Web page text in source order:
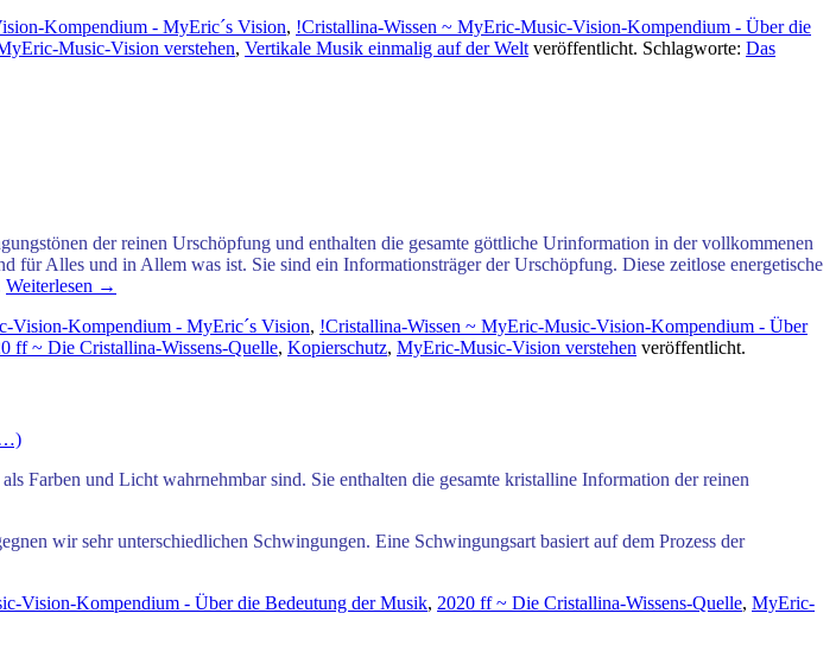
Kompendium - MyEric´s Vision, !Cristallina-Wissen ~ MyEric-Music-Vision-Kompendium - Über die
Music-Vision verstehen, Vertikale Musik einmalig auf der Welt veröffentlicht. Schlagworte: Das
der reinen Urschöpfung und enthalten die gesamte göttliche Urinformation in der vollkommenen
für Alles und in Allem was ist. Sie sind ein Informationsträger der Urschöpfung. Diese zeitlose energetische
Weiterlesen →
Vision-Kompendium - MyEric´s Vision, !Cristallina-Wissen ~ MyEric-Music-Vision-Kompendium - Über
ff ~ Die Cristallina-Wissens-Quelle, Kopierschutz, MyEric-Music-Vision verstehen veröffentlicht.
…)
als Farben und Licht wahrnehmbar sind. Sie enthalten die gesamte kristalline Information der reinen
wir sehr unterschiedlichen Schwingungen. Eine Schwingungsart basiert auf dem Prozess der
Vision-Kompendium - Über die Bedeutung der Musik, 2020 ff ~ Die Cristallina-Wissens-Quelle, MyEric-